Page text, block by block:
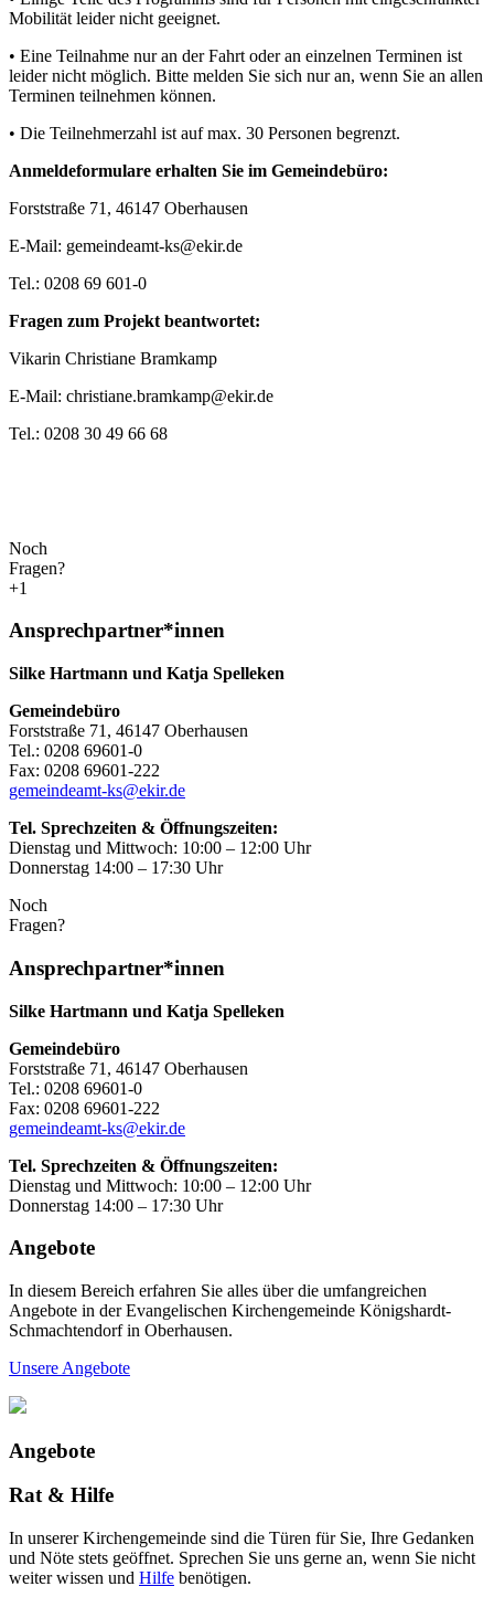
Mobilität leider nicht geeignet.
• Eine Teilnahme nur an der Fahrt oder an einzelnen Terminen ist
leider nicht möglich. Bitte melden Sie sich nur an, wenn Sie an allen
Terminen teilnehmen können.
• Die Teilnehmerzahl ist auf max. 30 Personen begrenzt.
Anmeldeformulare erhalten Sie im Gemeindebüro:
Forststraße 71, 46147 Oberhausen
E-Mail: gemeindeamt-ks@ekir.de
Tel.: 0208 69 601-0
Fragen zum Projekt beantwortet:
Vikarin Christiane Bramkamp
E-Mail: christiane.bramkamp@ekir.de
Tel.: 0208 30 49 66 68
Noch
Fragen?
+1
Ansprechpartner*innen
Silke Hartmann und Katja Spelleken
Gemeindebüro
Forststraße 71, 46147 Oberhausen
Tel.: 0208 69601-0
Fax: 0208 69601-222
gemeindeamt-ks@ekir.de
Tel. Sprechzeiten & Öffnungszeiten:
Dienstag und Mittwoch: 10:00 – 12:00 Uhr
Donnerstag 14:00 – 17:30 Uhr
Noch
Fragen?
Ansprechpartner*innen
Silke Hartmann und Katja Spelleken
Gemeindebüro
Forststraße 71, 46147 Oberhausen
Tel.: 0208 69601-0
Fax: 0208 69601-222
gemeindeamt-ks@ekir.de
Tel. Sprechzeiten & Öffnungszeiten:
Dienstag und Mittwoch: 10:00 – 12:00 Uhr
Donnerstag 14:00 – 17:30 Uhr
Angebote
In diesem Bereich erfahren Sie alles über die umfangreichen
Angebote in der Evangelischen Kirchengemeinde Königshardt-
Schmachtendorf in Oberhausen.
Unsere Angebote
Angebote
Rat & Hilfe
In unserer Kirchengemeinde sind die Türen für Sie, Ihre Gedanken
und Nöte stets geöffnet. Sprechen Sie uns gerne an, wenn Sie nicht
weiter wissen und Hilfe benötigen.